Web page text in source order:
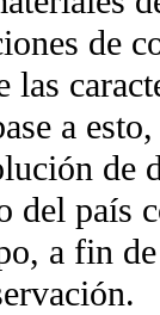
de
las
a
de
del país
a fin